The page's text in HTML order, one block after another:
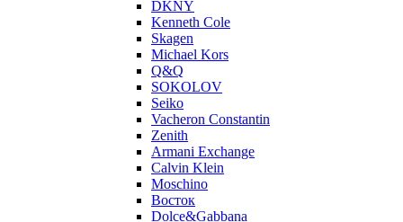
DKNY
Kenneth Cole
Skagen
Michael Kors
Q&Q
SOKOLOV
Seiko
Vacheron Constantin
Zenith
Armani Exchange
Calvin Klein
Moschino
Восток
Dolce&Gabbana